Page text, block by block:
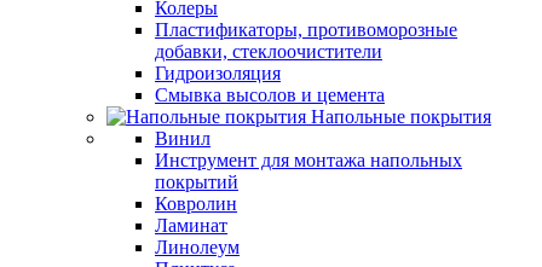
Колеры
Пластификаторы, противоморозные
добавки, стеклоочистители
Гидроизоляция
Смывка высолов и цемента
Напольные покрытия
Винил
Инструмент для монтажа напольных
покрытий
Ковролин
Ламинат
Линолеум